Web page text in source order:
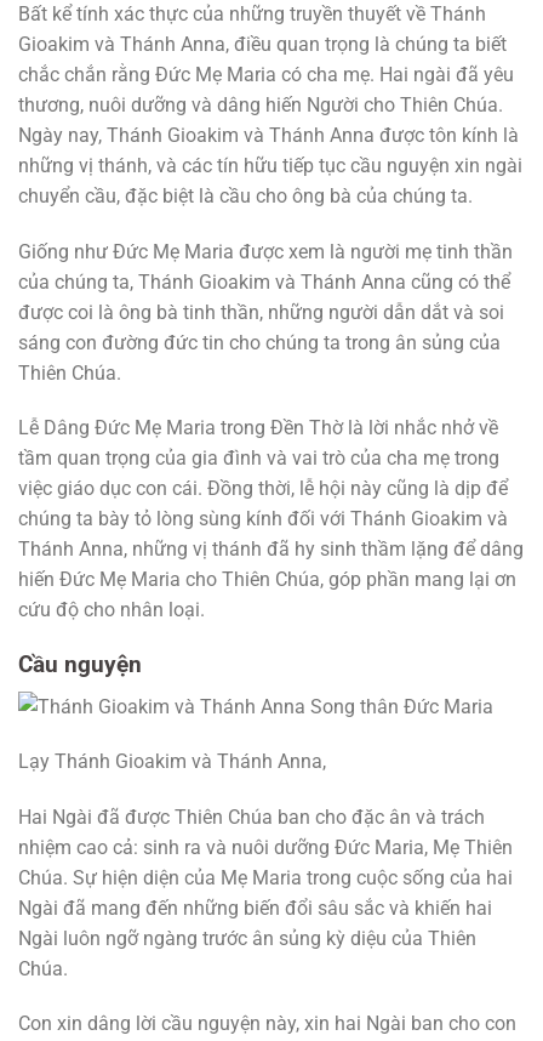
Bất kể tính xác thực của những truyền thuyết về Thánh
Gioakim và Thánh Anna, điều quan trọng là chúng ta biết
chắc chắn rằng Đức Mẹ Maria có cha mẹ. Hai ngài đã yêu
thương, nuôi dưỡng và dâng hiến Người cho Thiên Chúa.
Ngày nay, Thánh Gioakim và Thánh Anna được tôn kính là
những vị thánh, và các tín hữu tiếp tục cầu nguyện xin ngài
chuyển cầu, đặc biệt là cầu cho ông bà của chúng ta.
Giống như Đức Mẹ Maria được xem là người mẹ tinh thần
của chúng ta, Thánh Gioakim và Thánh Anna cũng có thể
được coi là ông bà tinh thần, những người dẫn dắt và soi
sáng con đường đức tin cho chúng ta trong ân sủng của
Thiên Chúa.
Lễ Dâng Đức Mẹ Maria trong Đền Thờ là lời nhắc nhở về
tầm quan trọng của gia đình và vai trò của cha mẹ trong
việc giáo dục con cái. Đồng thời, lễ hội này cũng là dịp để
chúng ta bày tỏ lòng sùng kính đối với Thánh Gioakim và
Thánh Anna, những vị thánh đã hy sinh thầm lặng để dâng
hiến Đức Mẹ Maria cho Thiên Chúa, góp phần mang lại ơn
cứu độ cho nhân loại.
Cầu nguyện
Lạy Thánh Gioakim và Thánh Anna,
Hai Ngài đã được Thiên Chúa ban cho đặc ân và trách
nhiệm cao cả: sinh ra và nuôi dưỡng Đức Maria, Mẹ Thiên
Chúa. Sự hiện diện của Mẹ Maria trong cuộc sống của hai
Ngài đã mang đến những biến đổi sâu sắc và khiến hai
Ngài luôn ngỡ ngàng trước ân sủng kỳ diệu của Thiên
Chúa.
Con xin dâng lời cầu nguyện này, xin hai Ngài ban cho con